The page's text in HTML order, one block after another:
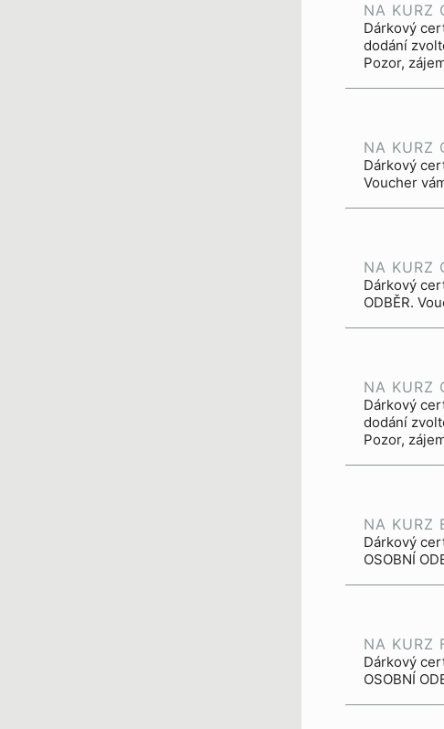
NA KURZ
Dárkový
dodání
Pozor,
NA KURZ
Dárkový
Voucher
NA KURZ
Dárkový
ODBĚR.
NA KURZ
Dárkový
dodání
Pozor,
NA KURZ
Dárkový
OSOBNÍ
NA KURZ
Dárkový
OSOBNÍ